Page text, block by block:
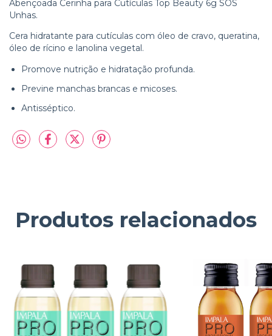
Abençoada Cerinha para Cutículas Top Beauty 6g SOS
Unhas.
Cera hidratante para cutículas com óleo de cravo, queratina,
óleo de rícino e lanolina vegetal.
Promove nutrição e hidratação profunda.
Previne manchas brancas e micoses.
Antisséptico.
Produtos relacionados